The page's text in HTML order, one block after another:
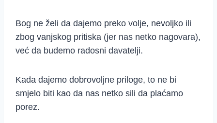
Bog ne želi da dajemo preko volje, nevoljko ili
zbog vanjskog pritiska (jer nas netko nagovara),
već da budemo radosni davatelji.
Kada dajemo dobrovoljne priloge, to ne bi
smjelo biti kao da nas netko sili da plaćamo
porez.